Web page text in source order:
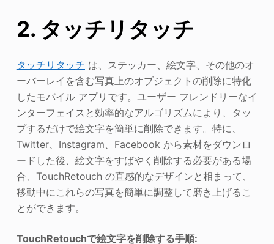
2. タッチリタッチ
タッチリタッチ は、ステッカー、絵文字、その他のオ
ーバーレイを含む写真上のオブジェクトの削除に特化
したモバイル アプリです。ユーザー フレンドリーなイ
ンターフェイスと効率的なアルゴリズムにより、タッ
プするだけで絵文字を簡単に削除できます。特に、
Twitter、Instagram、Facebook から素材をダウンロ
ードした後、絵文字をすばやく削除する必要がある場
合、TouchRetouch の直感的なデザインと相まって、
移動中にこれらの写真を簡単に調整して磨き上げるこ
とができます。
TouchRetouchで絵文字を削除する手順: